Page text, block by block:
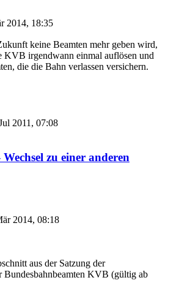
2014, 18:35
keine Beamten mehr geben wird,
KVB irgendwann einmal auflösen und
die die Bahn verlassen versichern.
2011, 07:08
zu einer anderen
2014, 08:18
aus der Satzung der
Bundesbahnbeamten KVB (gültig ab